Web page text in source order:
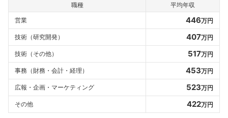
職種
平均年収
営業
446万円
技術（研究開発） 407万円
技術（その他） 517万円
事務（財務・会計・経理） 453万円
広報・企画・マーケティング 523万円
その他 422万円